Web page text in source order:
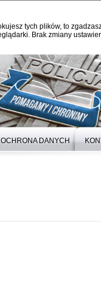
tych plików, to
Brak zmiany
OCHRONA DANYCH